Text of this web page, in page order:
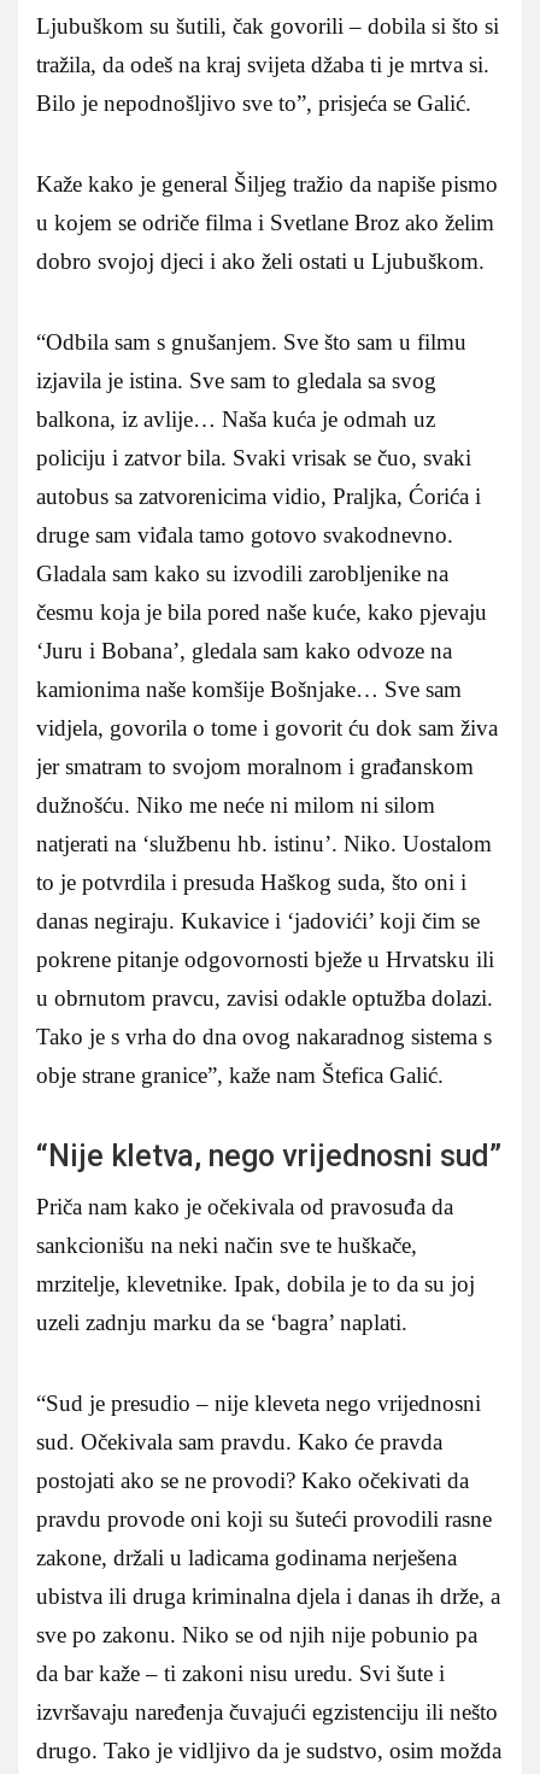
Ljubuškom su šutili, čak govorili – dobila si što si
tražila, da odeš na kraj svijeta džaba ti je mrtva si.
Bilo je nepodnošljivo sve to”, prisjeća se Galić.
Kaže kako je general Šiljeg tražio da napiše pismo
u kojem se odriče filma i Svetlane Broz ako želim
dobro svojoj djeci i ako želi ostati u Ljubuškom.
“Odbila sam s gnušanjem. Sve što sam u filmu
izjavila je istina. Sve sam to gledala sa svog
balkona, iz avlije… Naša kuća je odmah uz
policiju i zatvor bila. Svaki vrisak se čuo, svaki
autobus sa zatvorenicima vidio, Praljka, Ćorića i
druge sam viđala tamo gotovo svakodnevno.
Gladala sam kako su izvodili zarobljenike na
česmu koja je bila pored naše kuće, kako pjevaju
‘Juru i Bobana’, gledala sam kako odvoze na
kamionima naše komšije Bošnjake… Sve sam
vidjela, govorila o tome i govorit ću dok sam živa
jer smatram to svojom moralnom i građanskom
dužnošću. Niko me neće ni milom ni silom
natjerati na ‘službenu hb. istinu’. Niko. Uostalom
to je potvrdila i presuda Haškog suda, što oni i
danas negiraju. Kukavice i ‘jadovići’ koji čim se
pokrene pitanje odgovornosti bježe u Hrvatsku ili
u obrnutom pravcu, zavisi odakle optužba dolazi.
Tako je s vrha do dna ovog nakaradnog sistema s
obje strane granice”, kaže nam Štefica Galić.
“Nije kletva, nego vrijednosni sud”
Priča nam kako je očekivala od pravosuđa da
sankcionišu na neki način sve te huškače,
mrzitelje, klevetnike. Ipak, dobila je to da su joj
uzeli zadnju marku da se ‘bagra’ naplati.
“Sud je presudio – nije kleveta nego vrijednosni
sud. Očekivala sam pravdu. Kako će pravda
postojati ako se ne provodi? Kako očekivati da
pravdu provode oni koji su šuteći provodili rasne
zakone, držali u ladicama godinama nerješena
ubistva ili druga kriminalna djela i danas ih drže, a
sve po zakonu. Niko se od njih nije pobunio pa
da bar kaže – ti zakoni nisu uredu. Svi šute i
izvršavaju naređenja čuvajući egzistenciju ili nešto
drugo. Tako je vidljivo da je sudstvo, osim možda